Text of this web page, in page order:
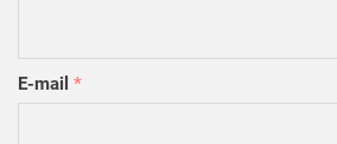
E-mail *